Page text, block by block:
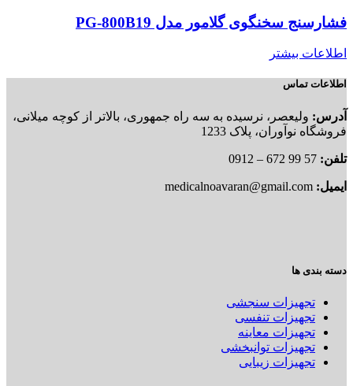
فشارسنج سخنگوی گلامور مدل PG-800B19
اطلاعات بیشتر
اطلاعات تماس
آدرس: ولیعصر، نرسیده به سه راه جمهوری، بالاتر از کوچه میلانی،
فروشگاه نوآوران، پلاک 1233
تلفن: 57 99 672 – 0912
ایمیل:
دسته بندی ها
تجهیزات سنجشی
تجهیزات تنفسی
تجهیزات معاینه
تجهیزات توانبخشی
تجهیزات زیبایی